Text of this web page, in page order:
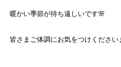
暖かい季節が待ち遠しいです🌸
皆さまご体調にお気をつけください